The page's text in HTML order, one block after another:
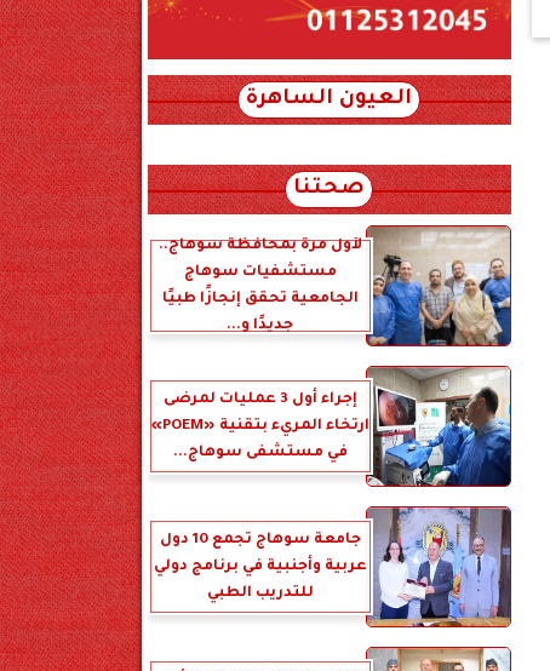
العيون الساهرة
صحتنا
لأول مرة بمحافظة سوهاج..
مستشفيات سوهاج
الجامعية تحقق إنجازًا طبيًا
جديدًا و...
إجراء أول 3 عمليات لمرضى
ارتخاء المريء بتقنية «POEM»
في مستشفى سوهاج...
جامعة سوهاج تجمع 10 دول
عربية وأجنبية في برنامج دولي
للتدريب الطبي